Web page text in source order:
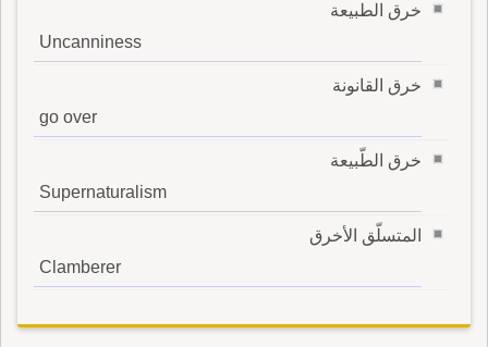
خرق الطبيعة
Uncanniness
خرق القانونة
go over
خرق الطّبيعة
Supernaturalism
المتسلّق اﻷخرق
Clamberer